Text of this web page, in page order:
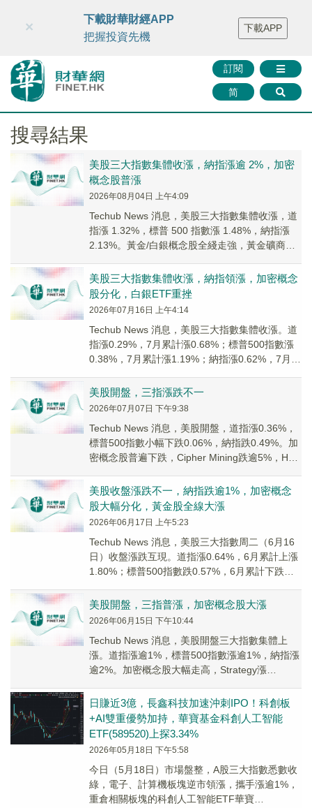
財華智庫網 FINTV FINMETA 財華證券 媒體矩陣
智庫沙龍
聯絡我們
訂閱
简
×
下載財華財經APP
把握投資先機
下載APP
搜尋結果
美股三大指數集體收漲，納指漲逾 2%，加密
概念股普漲
2026年08月04日 上午4:09
Techub News 消息，美股三大指數集體收漲，道
指漲 1.32%，標普 500 指數漲 1.48%，納指漲
2.13%。黃金/白銀概念股全綫走強，黃金礦商
美股三大指數集體收漲，納指領漲，加密概念
股分化，白銀ETF重挫
2026年07月16日 上午4:14
Techub News 消息，美股三大指數集體收漲。道
指漲0.29%，7月累計漲0.68%；標普500指數漲
0.38%，7月累計漲1.19%；納指漲0.62%，7月累
美股開盤，三指漲跌不一
2026年07月07日 下午9:38
Techub News 消息，美股開盤，道指漲0.36%，
標普500指數小幅下跌0.06%，納指跌0.49%。加
密概念股普遍下跌，Cipher Mining跌逾5%，Hut
美股收盤漲跌不一，納指跌逾1%，加密概念
股大幅分化，黃金股全線大漲
2026年06月17日 上午5:23
Techub News 消息，美股三大指數周二（6月16
日）收盤漲跌互現。道指漲0.64%，6月累計上漲
1.80%；標普500指數跌0.57%，6月累計下跌
美股開盤，三指普漲，加密概念股大漲
2026年06月15日 下午10:44
Techub News 消息，美股開盤三大指數集體上
漲。道指漲逾1%，標普500指數漲逾1%，納指漲
逾2%。加密概念股大幅走高，Strategy漲
日賺近3億，長鑫科技加速沖刺IPO！科創板
+AI雙重優勢加持，華寶基金科創人工智能
ETF(589520)上探3.34%
2026年05月18日 下午5:58
今日（5月18日）市場盤整，A股三大指數悉數收
綠，電子、計算機板塊逆市領漲，攜手漲逾1%，
重倉相關板塊的科創人工智能ETF華寶